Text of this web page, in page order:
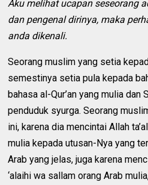
Aku melihat ucapan seseorang
dan pengenal dirinya, maka
anda dikenali.
Seorang muslim yang setia
semestinya setia pula kepada
bahasa al-Qur’an yang mulia dan
penduduk syurga. Seorang
ini, karena dia mencintai Allah
mulia kepada utusan-Nya yang
Arab yang jelas, juga karena
‘alaihi wa sallam orang Arab